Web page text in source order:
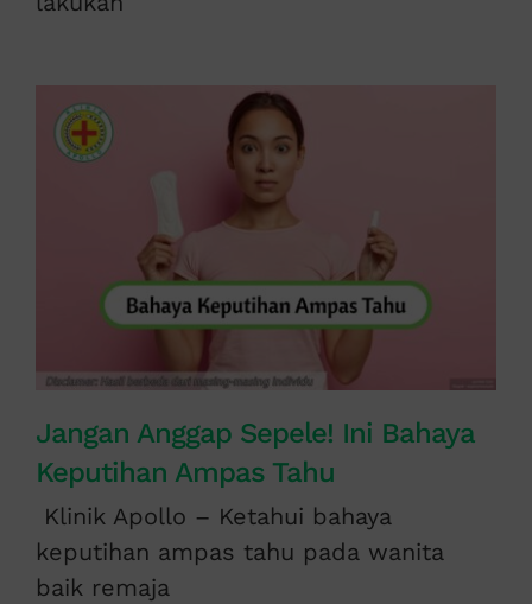
Jangan Anggap Sepele! Ini Bahaya
Keputihan Ampas Tahu
Klinik Apollo – Ketahui bahaya
keputihan ampas tahu pada wanita
baik remaja